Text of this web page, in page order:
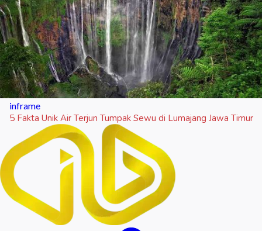
inframe
5 Fakta Unik Air Terjun Tumpak Sewu di Lumajang Jawa Timur